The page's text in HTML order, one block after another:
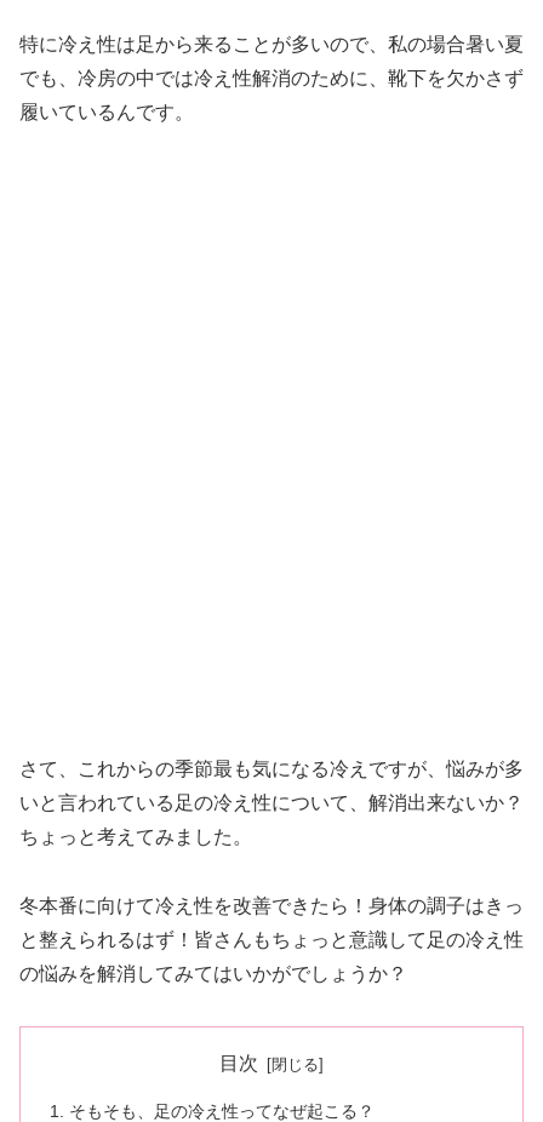
特に冷え性は足から来ることが多いので、私の場合暑い夏
でも、冷房の中では冷え性解消のために、靴下を欠かさず
履いているんです。
さて、これからの季節最も気になる冷えですが、悩みが多
いと言われている足の冷え性について、解消出来ないか？
ちょっと考えてみました。
冬本番に向けて冷え性を改善できたら！身体の調子はきっ
と整えられるはず！皆さんもちょっと意識して足の冷え性
の悩みを解消してみてはいかがでしょうか？
目次
そもそも、足の冷え性ってなぜ起こる？